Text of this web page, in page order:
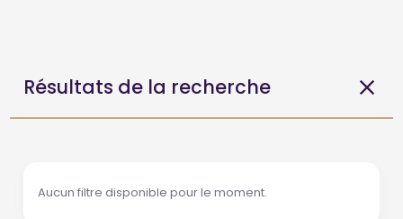
Résultats de la recherche
Aucun filtre disponible pour le moment.